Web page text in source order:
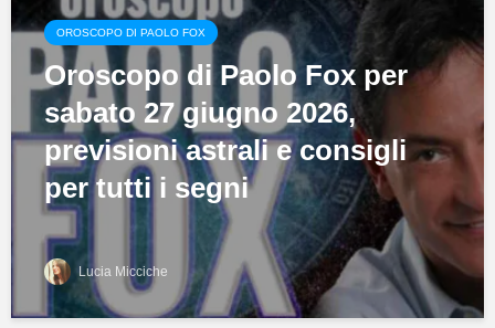
OROSCOPO DI PAOLO FOX
Oroscopo di Paolo Fox per
sabato 27 giugno 2026,
previsioni astrali e consigli
per tutti i segni
Lucia Micciche